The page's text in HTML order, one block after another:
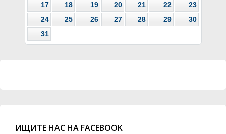
17
18 19 20 21 22
23
24
25 26 27 28 29
30
31
ИЩИТЕ НАС НА FACEBOOK